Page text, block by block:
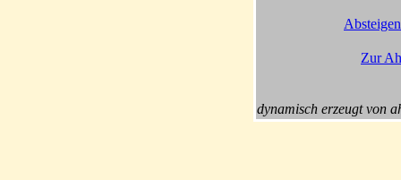
Zur
dynamisch erzeugt von